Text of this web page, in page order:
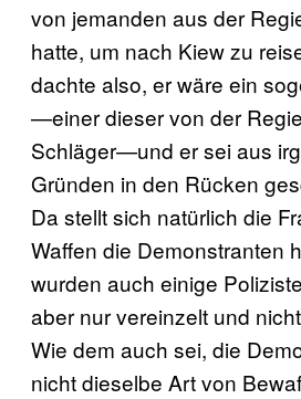
von jemanden aus der
hatte, um nach Kiew zu
dachte also, er wäre ein
—einer dieser von der
Schläger—und er sei aus
Gründen in den Rücken
Da stellt sich natürlich die
Waffen die Demonstranten
wurden auch einige
aber nur vereinzelt und
Wie dem auch sei, die
nicht dieselbe Art von